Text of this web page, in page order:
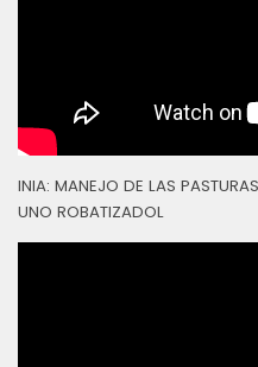
INIA: MANEJO DE LAS
UNO ROBATIZADOL